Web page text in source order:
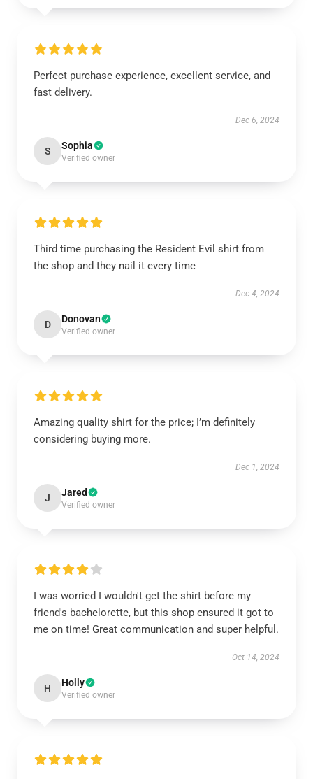
Perfect purchase experience, excellent service, and
fast delivery.
Dec 6, 2024
S Sophia
Verified owner
Third time purchasing the Resident Evil shirt from
the shop and they nail it every time
Dec 4, 2024
D Donovan
Verified owner
Amazing quality shirt for the price; I’m definitely
considering buying more.
Dec 1, 2024
J Jared
Verified owner
I was worried I wouldn't get the shirt before my
friend's bachelorette, but this shop ensured it got to
me on time! Great communication and super helpful.
Oct 14, 2024
H Holly
Verified owner